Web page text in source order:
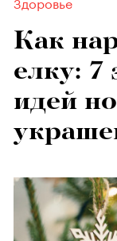
Как
елку: 7
идей